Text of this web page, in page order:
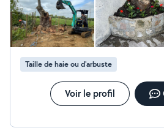
Taille de haie ou d'arbuste
Voir le profil